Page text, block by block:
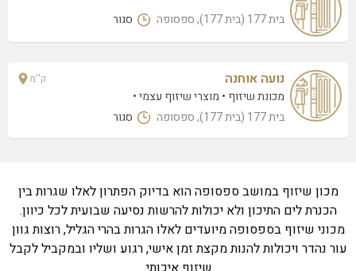
בית 177 (בית 177), ספסופה סגור
נועה אוחנה
מכונת שיזוף
מוצרי שיזוף עצמי
בית 177 (בית 177), ספסופה
סגור
ק''מ
מכון שיזוף במושב ספסופה הוא בדיוק הפתרון לאלו שגרות בין
הכנרת לים התיכון ולא יכולות להרשות נסיעה שבועית לכל כיוון.
מכוני שיזוף בספסופה מיועדים לאלו הגרות בהרי הגליל, רוצות גוון
עור נהדר ויכולות להנות מקצת זמן אישי, רגוע ושליו ובמקביל לקבל